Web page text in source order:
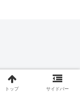
トップ サイドバー